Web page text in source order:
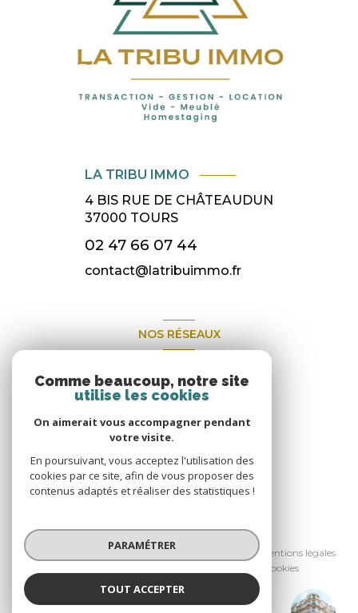
La Tribu Immo
LA TRIBU IMMO
4 BIS RUE DE CHÂTEAUDUN
37000 TOURS
02 47 66 07 44
contact@latribuimmo.fr
NOS RÉSEAUX
© 2026 | Tous droits réservés
Nos Honoraires
Nos partenaires
Mentions légales
Cookies
Comme beaucoup, notre site
utilise les cookies
On aimerait vous accompagner pendant
votre visite.
En poursuivant, vous acceptez l'utilisation des
cookies par ce site, afin de vous proposer des
contenus adaptés et réaliser des statistiques !
PARAMÉTRER
TOUT ACCEPTER